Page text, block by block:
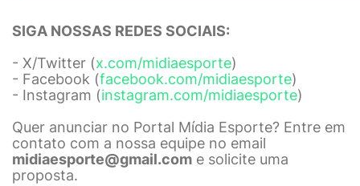
SIGA NOSSAS REDES SOCIAIS:
- X/Twitter (x.com/midiaesporte)
- Facebook (facebook.com/midiaesporte)
- Instagram (instagram.com/midiaesporte)
Quer anunciar no Portal Mídia Esporte? Entre em
contato com a nossa equipe no email
midiaesporte@gmail.com e solicite uma
proposta.